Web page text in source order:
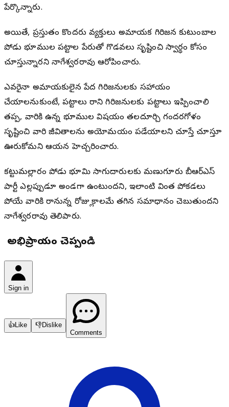
పేర్కొన్నారు.
అయితే, ప్రస్తుతం కొందరు వ్యక్తులు అమాయక గిరిజన కుటుంబాలలో
పోడు భూముల పట్టాల పేరుతో గొడవలు సృష్టించి స్వార్థం కోసం
చూస్తున్నారని నాగేశ్వరరావు ఆరోపించారు.
ఎవరైనా అమాయకులైన పేద గిరిజనులకు సహాయం
చేయాలనుకుంటే, పట్టాలు రాని గిరిజనులకు పట్టాలు ఇప్పించాలి
తప్ప, వారికి ఉన్న భూముల విషయంలో తలదూర్చి గందరగోళం
సృష్టించి వారి జీవితాలను అయోమయంలో పడేయాలని చూస్తే చూస్తూ
ఊరుకోమని ఆయన హెచ్చరించారు.
కట్టుమల్లారం పోడు భూమి సాగుదారులకు మణుగూరు బీఆర్ఎస్
పార్టీ ఎల్లప్పుడూ అండగా ఉంటుందని, ఇలాంటి వింత పోకడలు
పోయే వారికి రానున్న రోజుల్లో కాలమే తగిన సమాధానం చెబుతుందని
నాగేశ్వరరావు తెలిపారు.
మీ అభిప్రాయం చెప్పండి
Sign in
👍Like 👎Dislike
Comments